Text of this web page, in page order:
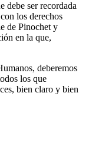
debe ser recordada
los derechos
de Pinochet y
en la que,
deberemos
los que
bien claro y bien